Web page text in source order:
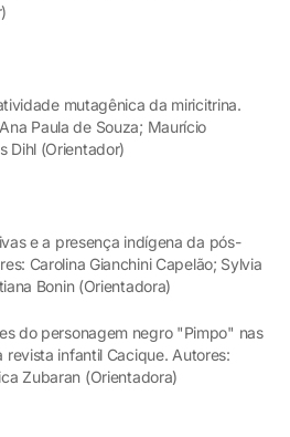
mutagênica da miricitrina.
Paula de Souza; Maurício
Dihl (Orientador)
e a presença indígena da pós-
Carolina Gianchini Capelão; Sylvia
Bonin (Orientadora)
do personagem negro "Pimpo" nas
revista infantil Cacique. Autores:
Zubaran (Orientadora)